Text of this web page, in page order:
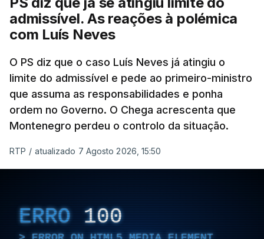
dessas obras.
Empreiteiro da
Construbarcelos também
fez obras na casa do diretor
financeiro da PJ
atualizado 7 Agosto 2026, 14:25
também trabalhou para o
diretor financeiro da PJ
admissível. As reações à polémica
com Luís Neves
O PS diz que o caso Luís Neves já atingiu o
limite do admissível e pede ao primeiro-ministro
que assuma as responsabilidades e ponha
ordem no Governo. O Chega acrescenta que
Montenegro perdeu o controlo da situação.
RTP / atualizado 7 Agosto 2026, 15:50
ERRO 100